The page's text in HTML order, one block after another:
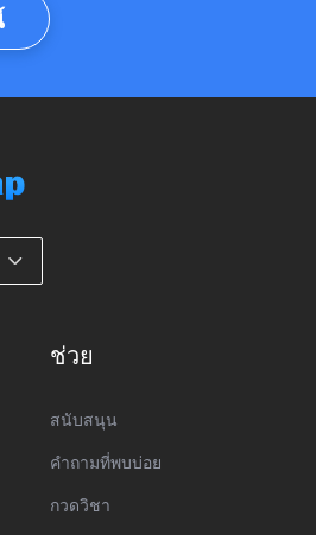
ช่วย
สนับสนุน
คำถามที่พบบ่อย
กวดวิชา